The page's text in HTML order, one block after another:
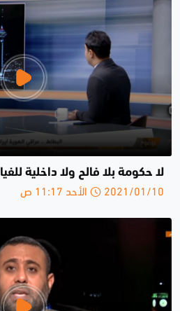
لا حكومة بلا فالح ولا داخلية
2021/01/10 الأحد 11:17 ص